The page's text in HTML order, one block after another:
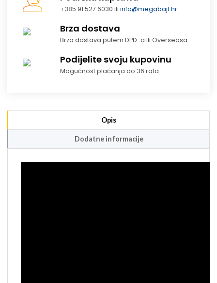
+385 91 527 6030 iliinfo@megabajt.hr
Brza dostava
Brza dostava putem DPD-a ili Overseasa
Podijelite svoju kupovinu
Mogućnost plaćanja do 36 rata
Opis
Dodatne informacije